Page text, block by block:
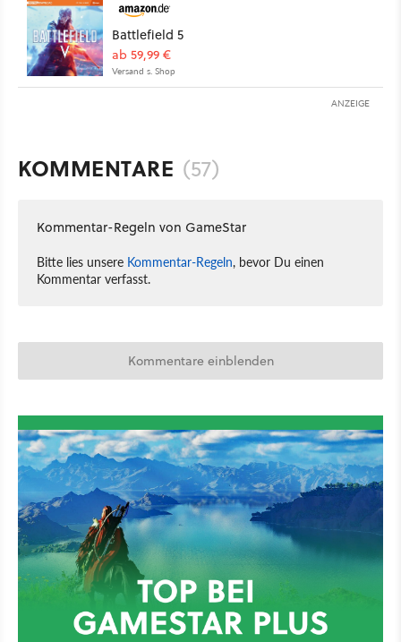
Battlefield 5
ab 59,99 €
Versand s. Shop
ANZEIGE
KOMMENTARE (57)
Kommentar-Regeln von GameStar
Bitte lies unsere Kommentar-Regeln, bevor Du einen
Kommentar verfasst.
Kommentare einblenden